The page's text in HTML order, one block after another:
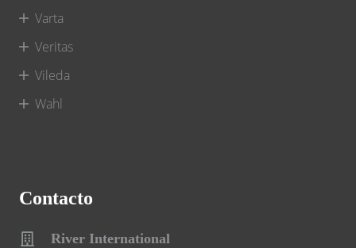
Varta
Veritas
Vileda
Wahl
Contacto
River International